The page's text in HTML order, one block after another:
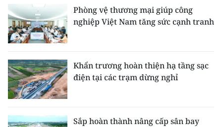
Phòng vệ thương mại giúp công
nghiệp Việt Nam tăng sức cạnh tranh
Khẩn trương hoàn thiện hạ tầng sạc
điện tại các trạm dừng nghỉ
Sắp hoàn thành nâng cấp sân bay